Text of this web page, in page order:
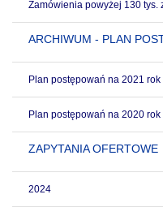
Zamówienia powyżej 130 tys.
ARCHIWUM - PLAN
Plan postępowań na 2021 rok
Plan postępowań na 2020 rok
ZAPYTANIA OFERTOWE
2024